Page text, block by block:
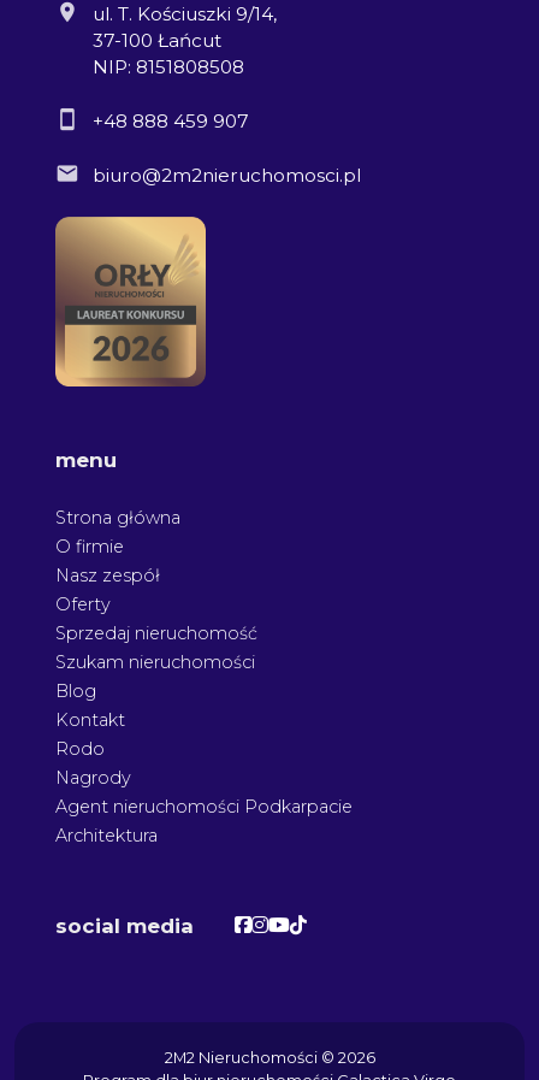
ul. T. Kościuszki 9/14,
37-100 Łańcut
NIP: 8151808508
+48 888 459 907
biuro@2m2nieruchomosci.pl
menu
Strona główna
O firmie
Nasz zespół
Oferty
Sprzedaj nieruchomość
Szukam nieruchomości
Blog
Kontakt
Rodo
Nagrody
Agent nieruchomości Podkarpacie
Architektura
social media Facebook
Facebook
Facebook
Facebook
2M2 Nieruchomości © 2026